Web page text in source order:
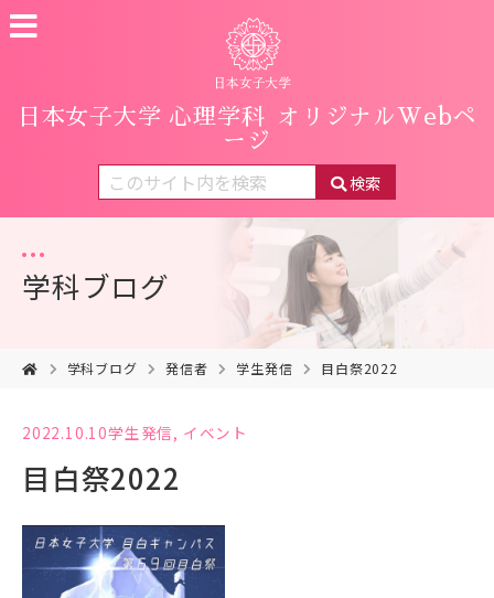
日本女子大学 心理学科
オリジナルWebペ
ージ
検索
学科ブログ
学科ブログ 発信者 学生発信 目白祭2022
2022.10.10学生発信, イベント
目白祭2022